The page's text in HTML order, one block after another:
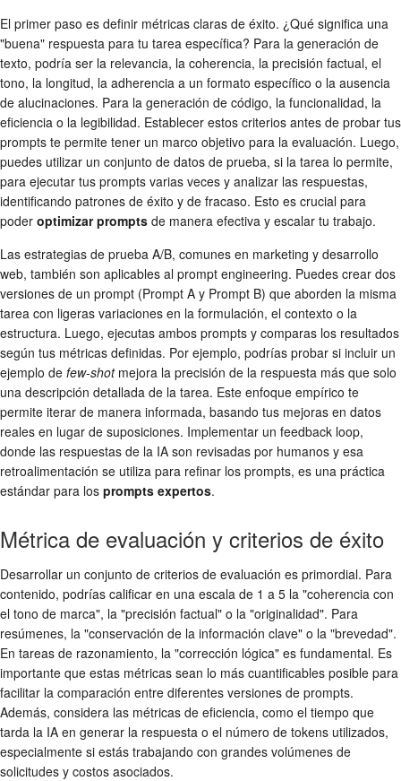
El primer paso es definir métricas claras de éxito. ¿Qué significa una
"buena" respuesta para tu tarea específica? Para la generación de
texto, podría ser la relevancia, la coherencia, la precisión factual, el
tono, la longitud, la adherencia a un formato específico o la ausencia
de alucinaciones. Para la generación de código, la funcionalidad, la
eficiencia o la legibilidad. Establecer estos criterios antes de probar tus
prompts te permite tener un marco objetivo para la evaluación. Luego,
puedes utilizar un conjunto de datos de prueba, si la tarea lo permite,
para ejecutar tus prompts varias veces y analizar las respuestas,
identificando patrones de éxito y de fracaso. Esto es crucial para
poder optimizar prompts de manera efectiva y escalar tu trabajo.
Las estrategias de prueba A/B, comunes en marketing y desarrollo
web, también son aplicables al prompt engineering. Puedes crear dos
versiones de un prompt (Prompt A y Prompt B) que aborden la misma
tarea con ligeras variaciones en la formulación, el contexto o la
estructura. Luego, ejecutas ambos prompts y comparas los resultados
según tus métricas definidas. Por ejemplo, podrías probar si incluir un
ejemplo de few-shotmejora la precisión de la respuesta más que solo
una descripción detallada de la tarea. Este enfoque empírico te
permite iterar de manera informada, basando tus mejoras en datos
reales en lugar de suposiciones. Implementar un feedback loop,
donde las respuestas de la IA son revisadas por humanos y esa
retroalimentación se utiliza para refinar los prompts, es una práctica
estándar para los prompts expertos.
Métrica de evaluación y criterios de éxito
Desarrollar un conjunto de criterios de evaluación es primordial. Para
contenido, podrías calificar en una escala de 1 a 5 la "coherencia con
el tono de marca", la "precisión factual" o la "originalidad". Para
resúmenes, la "conservación de la información clave" o la "brevedad".
En tareas de razonamiento, la "corrección lógica" es fundamental. Es
importante que estas métricas sean lo más cuantificables posible para
facilitar la comparación entre diferentes versiones de prompts.
Además, considera las métricas de eficiencia, como el tiempo que
tarda la IA en generar la respuesta o el número de tokens utilizados,
especialmente si estás trabajando con grandes volúmenes de
solicitudes y costos asociados.